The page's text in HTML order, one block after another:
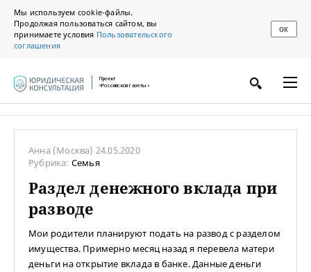
Мы используем cookie-файлы.
Продолжая пользоваться сайтом, вы
принимаете условия Пользовательского
соглашения
ОК
Проект
«Российской газеты»
Анна(Москва) 24.05.2020
Рубрика: Семья
Раздел денежного вклада при
разводе
Мои родители планируют подать на развод с разделом
имущества. Примерно месяц назад я перевела матери
деньги на открытие вклада в банке. Данные деньги